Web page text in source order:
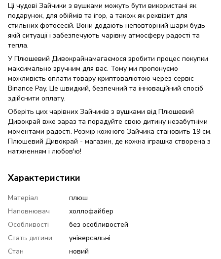
Ці чудові Зайчики з вушками можуть бути використані як
подарунок, для обіймів та ігор, а також як реквізит для
стильних фотосесій. Вони додають неповторний шарм будь-
якій ситуації і забезпечують чарівну атмосферу радості та
тепла.
У Плюшевий Дивокрайнамагаємося зробити процес покупки
максимально зручним для вас. Тому ми пропонуємо
можливість оплати товару криптовалютою через сервіс
Binance Pay. Це швидкий, безпечний та інноваційний спосіб
здійснити оплату.
Оберіть цих чарівних Зайчиків з вушками від Плюшевий
Дивокрай вже зараз та порадуйте свою дитину незабутніми
моментами радості. Розмір кожного Зайчика становить 19 см.
Плюшевий Дивокрай - магазин, де кожна іграшка створена з
натхненням і любов'ю!
Характеристики
Матеріал
плюш
Наповнювач
холлофайбер
Особливості
без особливостей
Стать дитини
універсальні
Стан
новий